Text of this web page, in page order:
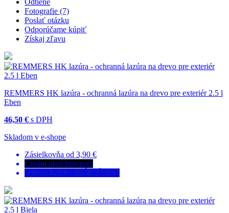
Fotografie (7)
Poslať otázku
Odporúčame kúpiť
Získaj zľavu
REMMERS HK lazúra - ochranná lazúra na drevo pre exteriér 2.5 l
Eben
46,50 € s DPH
Skladom v e-shope
Zásielkovňa od 3,90 €
Chráni pred hmyzom
ZĽAVA NA PRVÝ NÁKUP